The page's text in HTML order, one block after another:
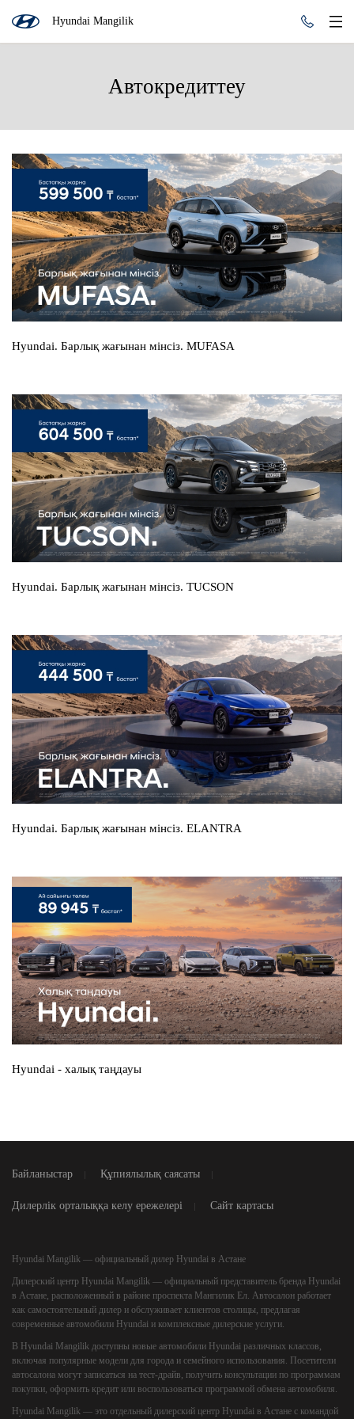
Hyundai Mangilik
Автокредиттеу
Hyundai. Барлық жағынан мінсіз. MUFASA
Hyundai. Барлық жағынан мінсіз. TUCSON
Hyundai. Барлық жағынан мінсіз. ELANTRA
Hyundai - халық таңдауы
Байланыстар Құпиялылық саясаты
Дилерлік орталыққа келу ережелері Сайт картасы
Hyundai Mangilik — официальный дилер Hyundai в Астане
Дилерский центр Hyundai Mangilik — официальный представитель бренда Hyundai
в Астане, расположенный в районе проспекта Мангилик Ел. Автосалон работает
как самостоятельный дилер и обслуживает клиентов столицы, предлагая
современные автомобили Hyundai и комплексные дилерские услуги.
В Hyundai Mangilik доступны новые автомобили Hyundai различных классов,
включая популярные модели для города и семейного использования. Посетители
автосалона могут записаться на тест-драйв, получить консультации по программам
покупки, оформить кредит или воспользоваться программой обмена автомобиля.
Hyundai Mangilik — это отдельный дилерский центр Hyundai в Астане с командой